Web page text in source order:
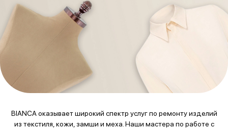
BIANCA оказывает широкий спектр услуг по ремонту изделий
из текстиля, кожи, замши и меха. Наши мастера по работе с